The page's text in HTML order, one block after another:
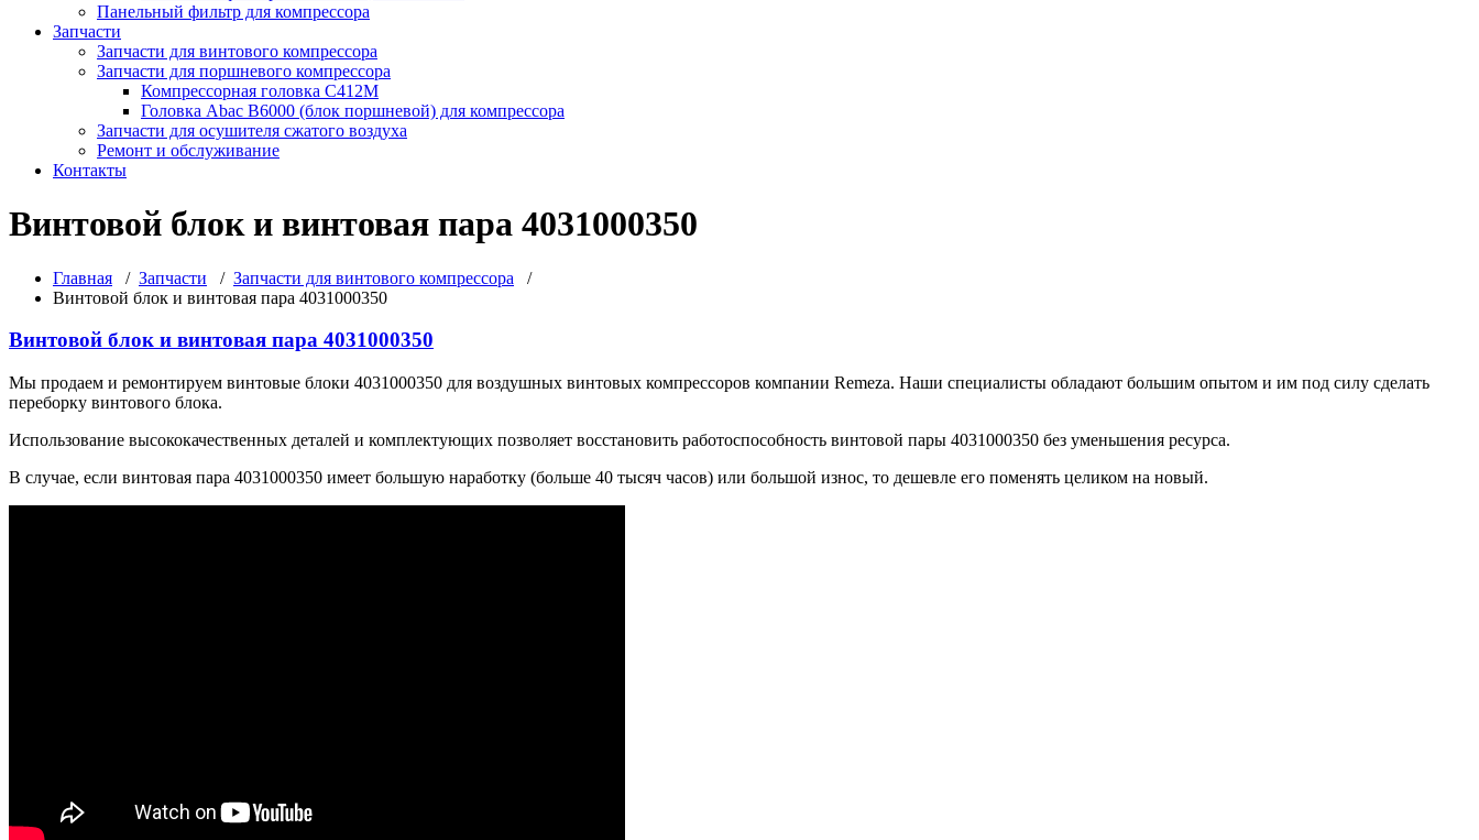
Панельный фильтр для компрессора
Запчасти
Запчасти для винтового компрессора
Запчасти для поршневого компрессора
Компрессорная головка С412М
Головка Abac B6000 (блок поршневой) для компрессора
Запчасти для осушителя сжатого воздуха
Ремонт и обслуживание
Контакты
Винтовой блок и винтовая пара 4031000350
Главная / Запчасти / Запчасти для винтового компрессора /
Винтовой блок и винтовая пара 4031000350
Винтовой блок и винтовая пара 4031000350
Мы продаем и ремонтируем винтовые блоки 4031000350 для воздушных винтовых компрессоров компании Remeza. Наши специалисты обладают большим опытом и им под силу сделать
переборку винтового блока.
Использование высококачественных деталей и комплектующих позволяет восстановить работоспособность винтовой пары 4031000350 без уменьшения ресурса.
В случае, если винтовая пара 4031000350 имеет большую наработку (больше 40 тысяч часов) или большой износ, то дешевле его поменять целиком на новый.